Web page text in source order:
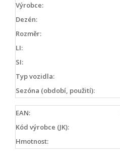
Výrobce:
Dezén:
Rozměr:
LI:
SI:
Typ vozidla:
Sezóna (období, použití):
EAN:
Kód výrobce (JK):
Hmotnost: